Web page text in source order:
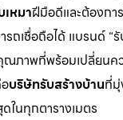
หมาฝีมือดีและต้องกา
รถเชื่อถือได้ แบรนด์ “
ณภาพที่พร้อมเปลี่ยน
บริษัทรับสร้างบ้านที่มุ่
ในทุกตารางเมตร